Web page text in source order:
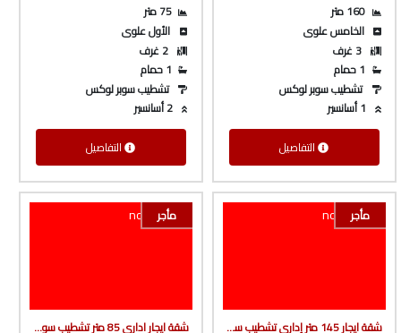
160 متر
الخامس علوى
1 حمام
تشطيب سوبر لوكس
التفاصيل
75 متر
الأول علوى
2 غرف
1 حمام
تشطيب سوبر لوكس
2 أسانسير
التفاصيل
مأجر
شقة ايجار 145 متر إداري تشطيب سوبر لوكس ف برج بأسانسير ع شارع طلعت حرب الرئيسى من شركة الوسيط العقارية بشبين الكوم
مأجر
شقة ايجار اداري 85 متر تشطيب سوبر لوكس أول سكن ف برج جديد بأسانسير ف ميدان شرف من شركة الوسيط العقارية بشبين الكوم